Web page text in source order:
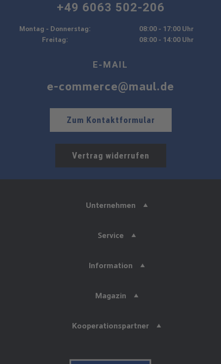
+49 6063 502-206
Montag - Donnerstag:
08:00 - 17:00 Uhr
Freitag:
08:00 - 14:00 Uhr
E-MAIL
e-commerce@maul.de
Zum Kontaktformular
Vertrag widerrufen
Unternehmen
Service
Information
Magazin
Kooperationspartner